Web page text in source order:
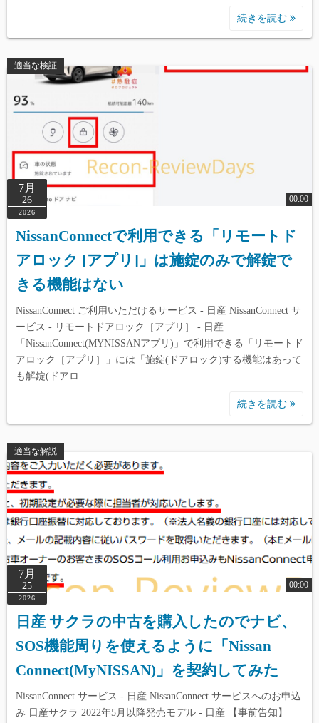
続きを読む
適当な検証
7月
26
2026
00:00
NissanConnectで利用できる「リモートド
アロック [アプリ]」は施錠のみで解錠で
きる機能はない
NissanConnect ご利用いただけるサービス - 日産 NissanConnect サ
ービス - リモートドアロック［アプリ］ - 日産
「NissanConnect(MYNISSANアプリ)」で利用できる「リモートド
アロック［アプリ］」には「施錠(ドアロック)する機能はあって
も解錠(ドアロ…
続きを読む
適当な解説
7月
25
2026
00:00
日産 サクラの中古を購入したのでナビ、
SOS機能周りを使えるように「Nissan
Connect(MyNISSAN)」を契約してみた
NissanConnect サービス - 日産 NissanConnect サービスへのお申込
み 日産サクラ 2022年5月以降発売モデル - 日産 【事前告知】